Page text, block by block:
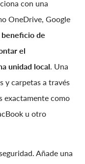
con una
OneDrive, Google
de
el
unidad local. Una
y carpetas a través
exactamente como
u otro
Añade una